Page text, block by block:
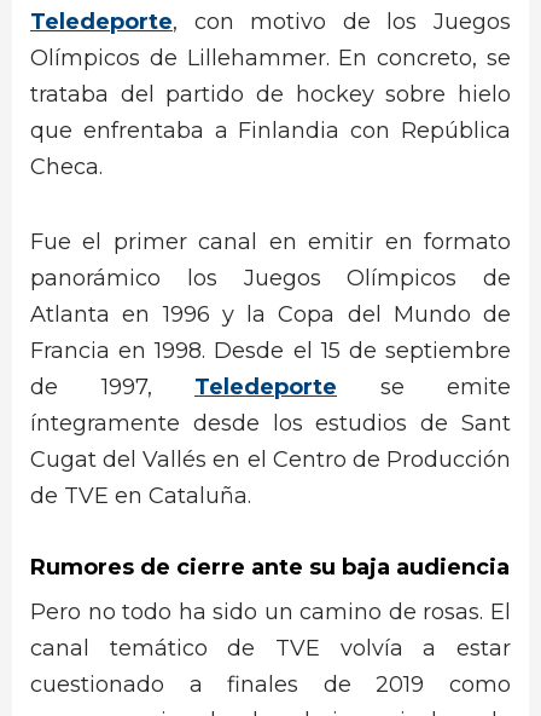
Teledeporte, con motivo de los Juegos
Olímpicos de Lillehammer. En concreto, se
trataba del partido de hockey sobre hielo
que enfrentaba a Finlandia con República
Checa.
Fue el primer canal en emitir en formato
panorámico los Juegos Olímpicos de
Atlanta en 1996 y la Copa del Mundo de
Francia en 1998. Desde el 15 de septiembre
de 1997, Teledeporte se emite
íntegramente desde los estudios de Sant
Cugat del Vallés en el Centro de Producción
de TVE en Cataluña.
Rumores de cierre ante su baja audiencia
Pero no todo ha sido un camino de rosas. El
canal temático de TVE volvía a estar
cuestionado a finales de 2019 como